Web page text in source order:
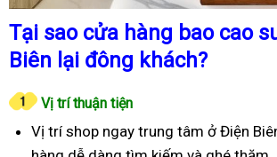
Tại sao cửa hàng bao cao
Biên lại đông khách?
Vị trí thuận tiện
Vị trí shop ngay trung tâm ở Điện